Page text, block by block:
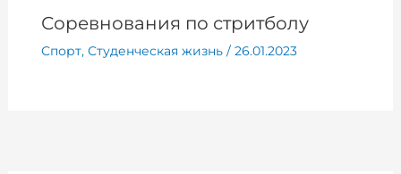
Соревнования по стритболу
Спорт, Студенческая жизнь/ 26.01.2023